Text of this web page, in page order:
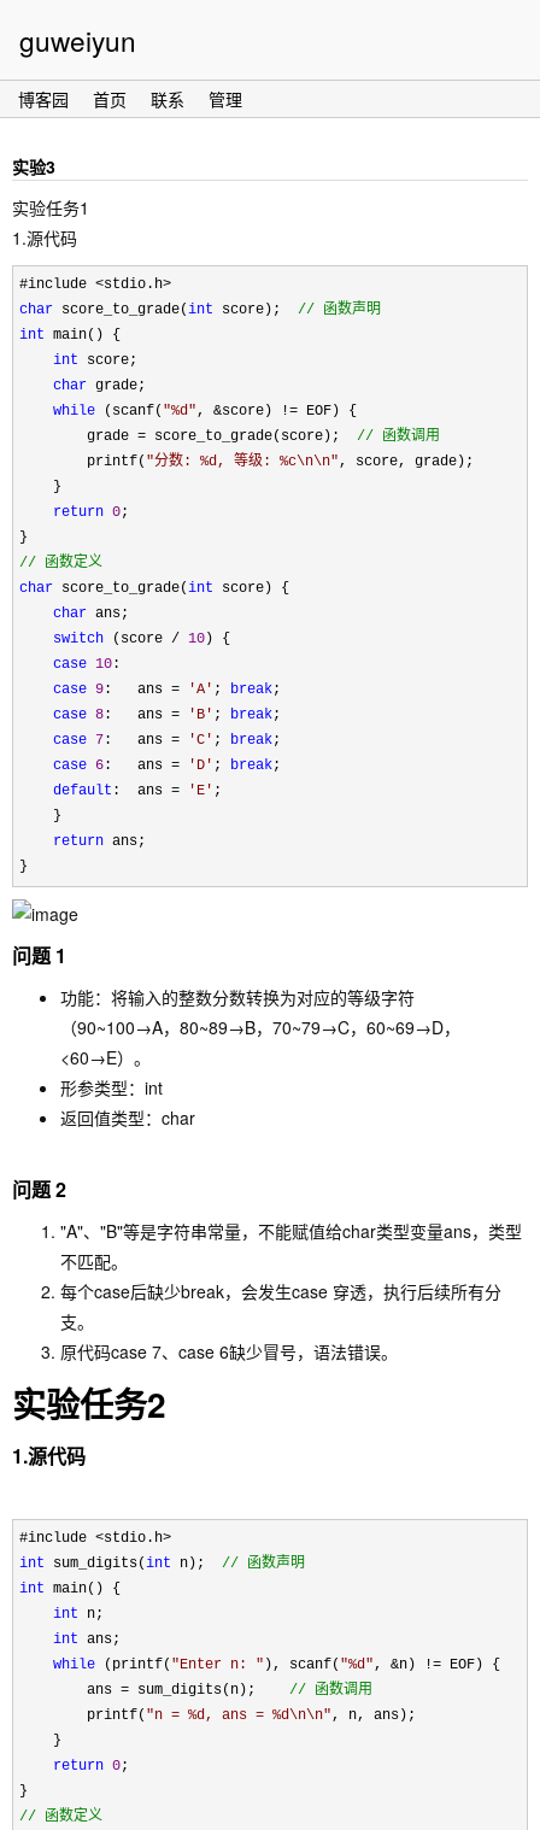
guweiyun
博客园 首页 联系 管理
实验3
实验任务1
1.源代码
char score_to_grade(int score); // 函数声明
int main() {
int score;
char grade;
while (scanf( "%d", &score) != EOF) {
        grade
= score_to_grade(score); // 函数调用
        printf(
"分数: %d, 等级: %c\n\n", score, grade);
    }
return 0;
// 函数定义
char score_to_grade(int score) {
char ans;
switch (score / 10 ) {
case 10 :
case 9 :   ans = 'A ' ; break;
case 8 :   ans = ' B ' ; break;
case 7 :   ans = 'C ' ; break;
case 6 :   ans = ' D ' ; break;
default :  ans = ' E ' ;
    }
return ans;
}
问题 1
功能：将输入的整数分数转换为对应的等级字符
（90~100→A，80~89→B，70~79→C，60~69→D，
<60→E）。
形参类型：int
返回值类型：char
问题 2
"A"、 "B"等是字符串常量，不能赋值给char类型变量ans，类型
不匹配。
每个case后缺少break，会发生case 穿透，执行后续所有分
支。
原代码case 7、 case 6缺少冒号，语法错误。
实验任务2
1.源代码
int sum_digits(int n); // 函数声明
int main() {
int n;
int ans;
while (printf( "Enter n: " ), scanf( "%d", &n) != EOF) {
        ans
= sum_digits(n); // 函数调用
        printf(
"n = %d, ans = %d\n\n", n, ans);
    }
return 0;
// 函数定义